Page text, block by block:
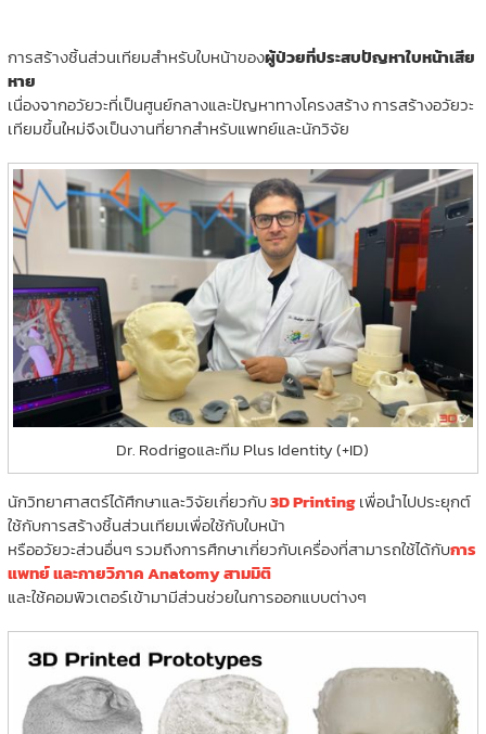
การสร้างชิ้นส่วนเทียมสำหรับใบหน้าของผู้ป่วยที่ประสบปัญหาใบหน้าเสีย
หาย
เนื่องจากอวัยวะที่เป็นศูนย์กลางและปัญหาทางโครงสร้าง การสร้างอวัยวะ
เทียมขึ้นใหม่จึงเป็นงานที่ยากสำหรับแพทย์และนักวิจัย
Dr. Rodrigoและทีม Plus Identity (+ID)
นักวิทยาศาสตร์ได้ศึกษาและวิจัยเกี่ยวกับ3D Printingเพื่อนำไปประยุกต์
ใช้กับการสร้างชิ้นส่วนเทียมเพื่อใช้กับใบหน้า
หรืออวัยวะส่วนอื่นๆ รวมถึงการศึกษาเกี่ยวกับเครื่องที่สามารถใช้ได้กับการ
แพทย์ และกายวิภาค Anatomy สามมิติ
และใช้คอมพิวเตอร์เข้ามามีส่วนช่วยในการออกแบบต่างๆ